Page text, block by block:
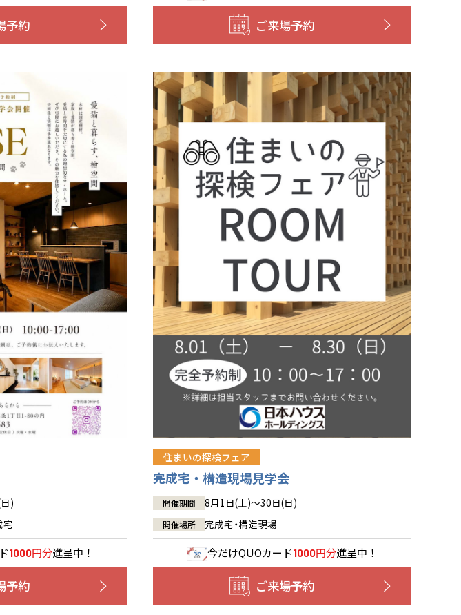
予約 ご来場予約
)
宅
1000円分進呈中！
予約
住まいの探検フェア
完成宅・構造現場見学会
開催期間 8月1日(土)～30日(日)
開催場所 完成宅・構造現場
今だけQUOカード1000円分進呈中！
ご来場予約